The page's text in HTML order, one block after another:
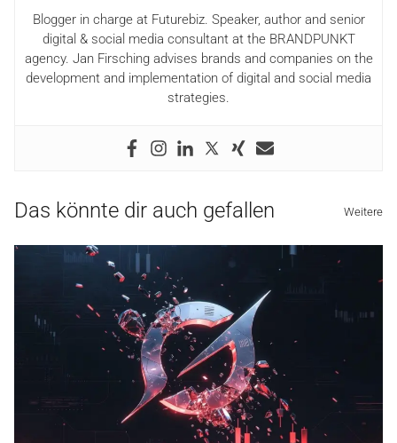
Blogger in charge at Futurebiz. Speaker, author and senior
digital & social media consultant at the BRANDPUNKT
agency. Jan Firsching advises brands and companies on the
development and implementation of digital and social media
strategies.
Das könnte dir auch gefallen Weitere